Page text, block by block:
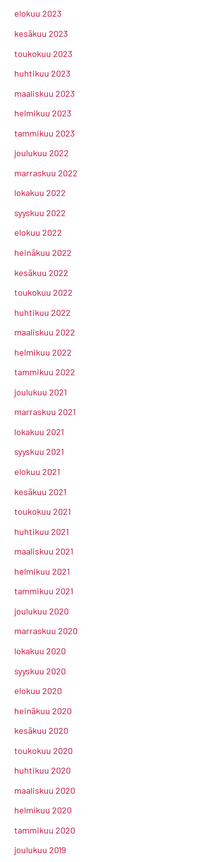
elokuu 2023
kesäkuu 2023
toukokuu 2023
huhtikuu 2023
maaliskuu 2023
helmikuu 2023
tammikuu 2023
joulukuu 2022
marraskuu 2022
lokakuu 2022
syyskuu 2022
elokuu 2022
heinäkuu 2022
kesäkuu 2022
toukokuu 2022
huhtikuu 2022
maaliskuu 2022
helmikuu 2022
tammikuu 2022
joulukuu 2021
marraskuu 2021
lokakuu 2021
syyskuu 2021
elokuu 2021
kesäkuu 2021
toukokuu 2021
huhtikuu 2021
maaliskuu 2021
helmikuu 2021
tammikuu 2021
joulukuu 2020
marraskuu 2020
lokakuu 2020
syyskuu 2020
elokuu 2020
heinäkuu 2020
kesäkuu 2020
toukokuu 2020
huhtikuu 2020
maaliskuu 2020
helmikuu 2020
tammikuu 2020
joulukuu 2019